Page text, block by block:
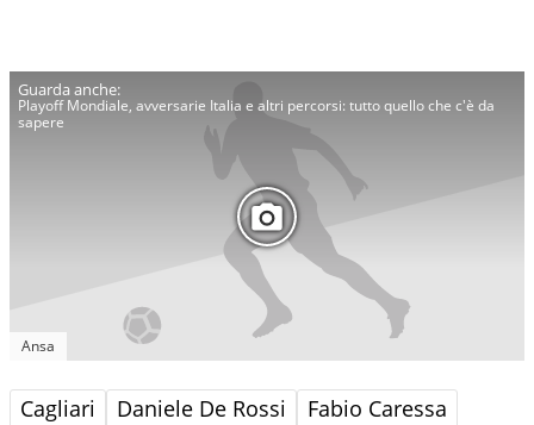
Playoff Mondiale, avversarie Italia e altri percorsi: tutto quello che c'è da
sapere
Ansa
Cagliari Daniele De Rossi
Fabio Caressa